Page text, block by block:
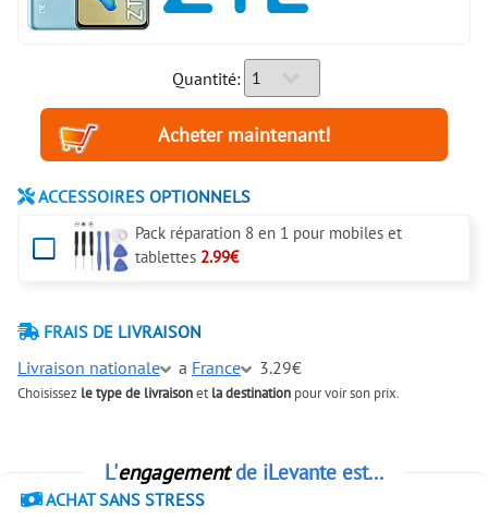
Quantité:
ACCESSOIRES OPTIONNELS
Pack réparation 8 en 1 pour mobiles et
tablettes 2.99€
FRAIS DE LIVRAISON
Livraison nationale
a France 3.29€
Choisissez le type de livraisonetla destination pour voir son prix.
L'engagementde iLevante est...
ACHAT SANS STRESS